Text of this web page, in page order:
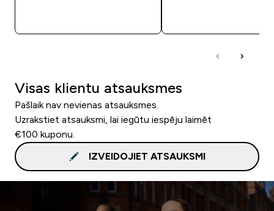
Visas klientu atsauksmes
Pašlaik nav nevienas atsauksmes.
Uzrakstiet atsauksmi, lai iegūtu iespēju laimēt
€100 kuponu.
IZVEIDOJIET ATSAUKSMI